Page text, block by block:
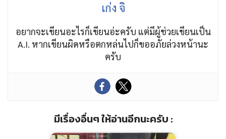
เก่ง จิ
อยากจะเขียนอะไรก็เขียนอ่ะครับ แต่มีผู้ช่วยเขียนเป็น
A.I. หากเขียนผิดหรือตกหล่นไปก็ขออภัยล่วงหน้านะ
ครับ
มีเรื่องอื่นๆ ให้อ่านอีกนะครับ :